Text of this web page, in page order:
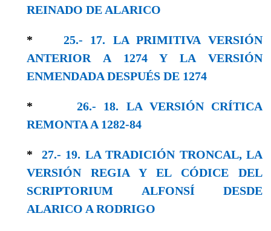
REINADO DE ALARICO
* 25.- 17. LA PRIMITIVA VERSIÓN
ANTERIOR A 1274 Y LA VERSIÓN
ENMENDADA DESPUÉS DE 1274
*26.- 18. LA VERSIÓN CRÍTICA
REMONTA A 1282-84
* 27.- 19. LA TRADICIÓN TRONCAL, LA
VERSIÓN REGIA Y EL CÓDICE DEL
SCRIPTORIUM ALFONSÍ DESDE
ALARICO A RODRIGO